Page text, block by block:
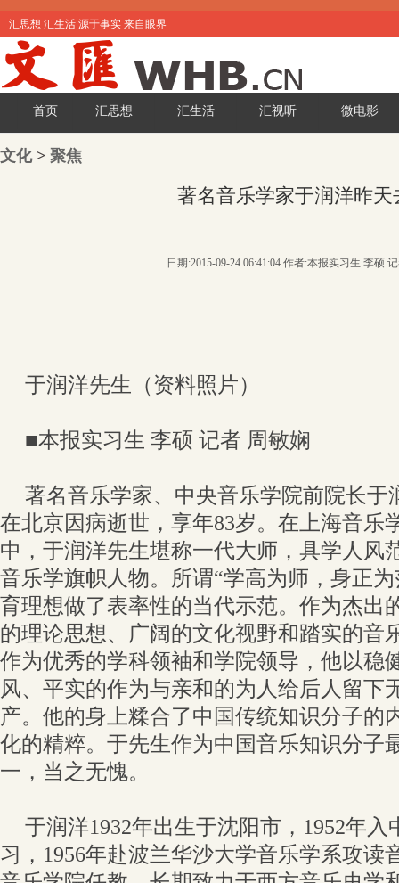
汇思想 汇生活 源于事实 来自眼界
首页 汇思想 汇生活 汇视听 微电影
文化> 聚焦
著名音乐学家于润洋昨天
日期:2015-09-24 06:41:04 作者:本报实习生 李硕
于润洋先生（资料照片）
■本报实习生 李硕 记者 周敏娴
著名音乐学家、中央音乐学院前院长于
在北京因病逝世，享年83岁。在上海音乐
中，于润洋先生堪称一代大师，具学人风
音乐学旗帜人物。所谓“学高为师，身正
育理想做了表率性的当代示范。作为杰出
的理论思想、广阔的文化视野和踏实的音
作为优秀的学科领袖和学院领导，他以稳
风、平实的作为与亲和的为人给后人留下
产。他的身上糅合了中国传统知识分子的
化的精粹。于先生作为中国音乐知识分子
一，当之无愧。
于润洋1932年出生于沈阳市，1952年
习，1956年赴波兰华沙大学音乐学系攻读